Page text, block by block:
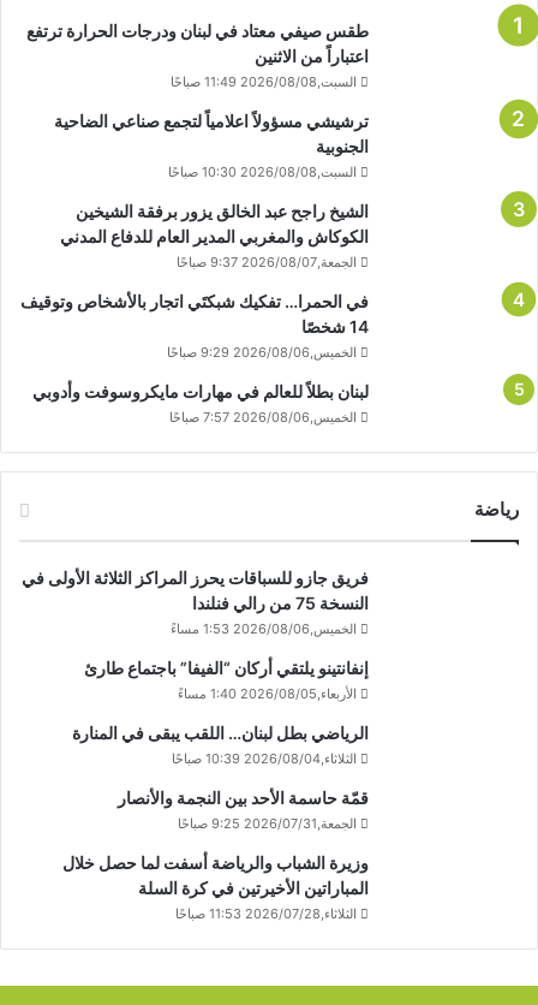
طقس صيفي معتاد في لبنان ودرجات الحرارة ترتفع
اعتباراً من الاثنين
السبت,2026/08/08 11:49 صباحًا
ترشيشي مسؤولاً اعلامياً لتجمع صناعي الضاحية
الجنوبية
السبت,2026/08/08 10:30 صباحًا
الشيخ راجح عبد الخالق يزور برفقة الشيخين
الكوكاش والمغربي المدير العام للدفاع المدني
الجمعة,2026/08/07 9:37 صباحًا
في الحمرا… تفكيك شبكتَي اتجار بالأشخاص وتوقيف
14 شخصًا
الخميس,2026/08/06 9:29 صباحًا
لبنان بطلاً للعالم في مهارات مايكروسوفت وأدوبي
الخميس,2026/08/06 7:57 صباحًا
رياضة
فريق جازو للسباقات يحرز المراكز الثلاثة الأولى في
النسخة 75 من رالي فنلندا
الخميس,2026/08/06 1:53 مساءً
إنفانتينو يلتقي أركان “الفيفا” باجتماع طارئ
الأربعاء,2026/08/05 1:40 مساءً
الرياضي بطل لبنان… اللقب يبقى في المنارة
الثلاثاء,2026/08/04 10:39 صباحًا
قمّة حاسمة الأحد بين النجمة والأنصار
الجمعة,2026/07/31 9:25 صباحًا
وزيرة الشباب والرياضة أسفت لما حصل خلال
المباراتين الأخيرتين في كرة السلة
الثلاثاء,2026/07/28 11:53 صباحًا